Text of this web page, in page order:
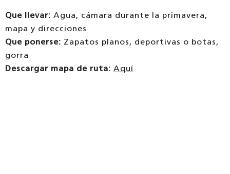
Que llevar: Agua, cámara durante la primavera,
mapa y direcciones
Que ponerse: Zapatos planos, deportivas o botas,
gorra
Descargar mapa de ruta: Aquí